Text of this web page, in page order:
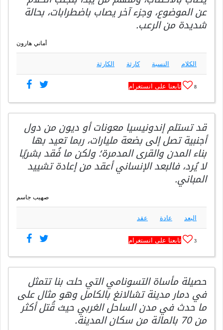
عن الموضوع، وجزء آخر يصاب باضطرابات، بحالة
شديدة من الرعب.
أماني هارون
الكلام النسبة كارثة الكارثة
8 تابعنا على انستغرام
قد تستلم إندونيسيا معونات أو ديون من دول
أجنبية تصل إلى بضعة مليارات، ربما تعيد بها
بناء المدن والقرى المدمرة؛ ولكن ما فُقد بشريًا
لا يُرد، فالبعد الإنساني أعقد من إعادة تشييد
المباني.
صهيب جاسم
البعد عادة عقد
3 تابعنا على انستغرام
حصيلة مأساة التسونامي التي حلت بنا تتمثل
في دمار مدينة تشالانغ بالكامل وهو مثال على
ما حدث في مدن الساحل الغربي حيث قُتل أكثر
من 70 بالمائة من سكان المدينة.